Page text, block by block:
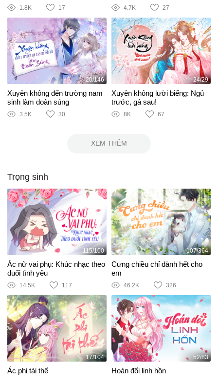
1.8K 17 4.7K 27
20/146
Xuyên không đến trường nam
sinh làm đoàn sủng
3.5K 30
24/29
Xuyên không lười biếng: Ngủ
trước, gả sau!
8K 67
XEM THÊM
Trọng sinh
115/100
Ác nữ vai phụ: Khúc nhạc theo
đuổi tình yêu
14.5K 117
107/364
Cưng chiều chỉ dành hết cho
em
46.2K 326
17/104
Ác phi tái thế
52/83
Hoán đổi linh hồn